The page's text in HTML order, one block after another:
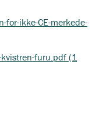
for-ikke-CE-merkede-
kvistren-furu.pdf (1